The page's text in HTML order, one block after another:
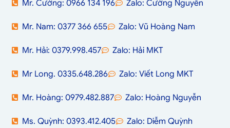
Mr. Cường: 0966 134 196 Zalo: Cường Nguyễn
Mr. Nam: 0377 366 655 Zalo: Vũ Hoàng Nam
Mr. Hải: 0379.998.457 Zalo: Hải MKT
Mr Long. 0335.648.286 Zalo: Viết Long MKT
Mr. Hoàng: 0979.482.887 Zalo: Hoàng Nguyễn
Ms. Quỳnh: 0393.412.405 Zalo: Diễm Quỳnh